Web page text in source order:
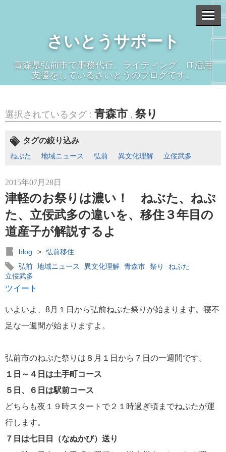
さいとうサポート
青森県弘前市で事務代行、ライティング、IT活用
支援をしているさいとうのブログです。
選択されているタグ : 青森市 , 祭り
タグの絞り込み
ねぷた 地域ニュース 弘前 異文化理解 立佞武多
2015年07月28日
津軽のお祭りは濃い！ ねぶた、ねぷ
た、立佞武多の違いを、移住３年目の
道産子が解説するよ
blog > 弘前移住
弘前 地域ニュース 異文化理解 青森市 祭り
ねぷた
立佞武多
ツイート
いよいよ、8月１日から弘前ねぷた祭りが始まります。寝不
足な一週間が始まりますよ。
弘前市のねぷた祭りは８月１日から７日の一週間です。
１日～４日は土手町コース
５日、６日は駅前コース
どちらも夜１９時スタートで２１時過ぎ頃までねぷたが運
行します。
７日は七日日（なぬかび）送り